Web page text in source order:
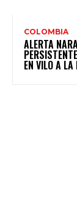
COLOMBIA
ALERTA
EN VILO A LA